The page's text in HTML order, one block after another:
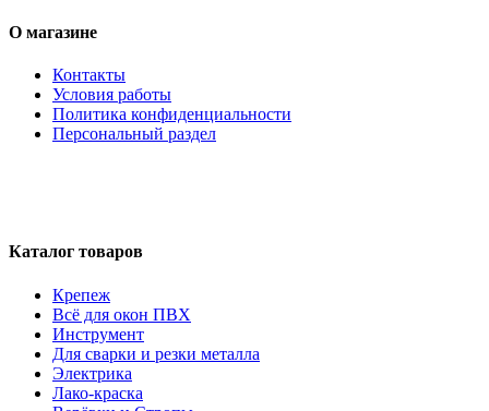
О магазине
Контакты
Условия работы
Политика конфиденциальности
Персональный раздел
Каталог товаров
Крепеж
Всё для окон ПВХ
Инструмент
Для сварки и резки металла
Электрика
Лако-краска